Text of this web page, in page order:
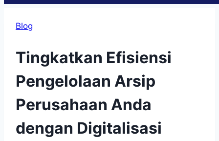
Blog
Tingkatkan Efisiensi
Pengelolaan Arsip
Perusahaan Anda
dengan Digitalisasi